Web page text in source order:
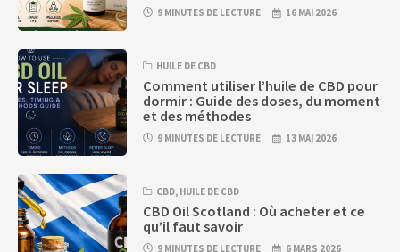
9 MINUTES DE LECTURE 16 MAI 2026
HUILE DE CBD
Comment utiliser l’huile de CBD pour
dormir : Guide des doses, du moment
et des méthodes
9 MINUTES DE LECTURE 13 MAI 2026
CBD, HUILE DE CBD
CBD Oil Scotland : Où acheter et ce
qu’il faut savoir
9 MINUTES DE LECTURE 6 MARS 2026